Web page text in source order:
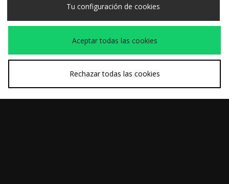
Descuento de estudiante
Configuración de Cookies
Modern Slavery Statement
Tu configuración de cookies
Aceptar todas las cookies
Rechazar todas las cookies